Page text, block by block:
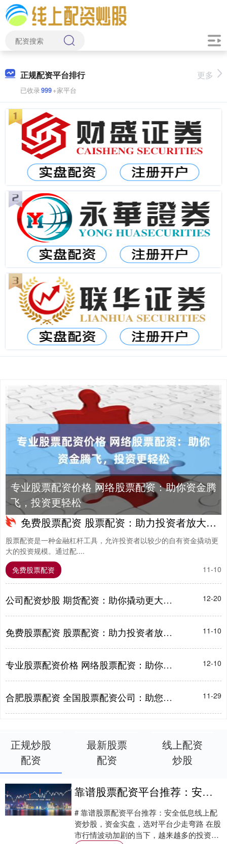
正规配资平台排行
已收录999+家平台
更多
专业股票配资价格 网络股票配资：助你资金腾
飞，投资更轻松
免费股票配资 股票配资：助力投资者放大收益，提升财富
股票配资是一种金融杠杆工具，允许投资者以较少的自有资金撬动更
大的投资规模。通过配....
11-10
免费股票配资
公司配资炒股 期货配资：助你撬动更大财富杠杆 12-20
免费股票配资 股票配资：助力投资者放大收益，提升财富 11-10
专业股票配资价格 网络股票配资：助你资金腾飞，投资更轻松 12-10
合肥股票配资 全国股票配资公司：助您投资，成就财富梦想 11-29
正规炒股
配资
最新股票
配资
线上配资
炒股
靠谱股票配资平台推荐：安全低息，资金实盘
# 靠谱股票配资平台推荐：安全低息线上配
资炒股，资金实盘，选对平台少走弯路 在股
市行情波动加剧的当下，越来越多的投资者